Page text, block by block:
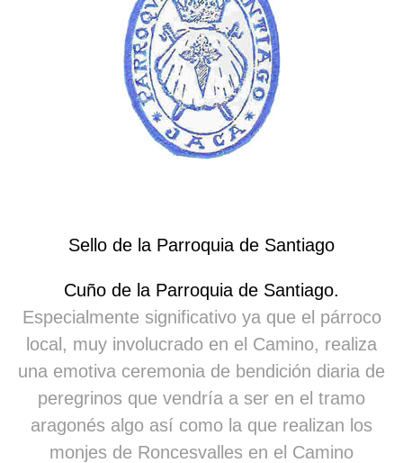
Sello de la Parroquia de Santiago
Cuño de la Parroquia de Santiago.
Especialmente significativo ya que el párroco
local, muy involucrado en el Camino, realiza
una emotiva ceremonia de bendición diaria de
peregrinos que vendría a ser en el tramo
aragonés algo así como la que realizan los
monjes de Roncesvalles en el Camino